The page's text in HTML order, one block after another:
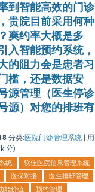
到智能高效的门诊
贵院目前采用何种
爽约率大概是多
入智能预约系统，
的阻力会是患者习
槛，还是数据安
源管理（医生停诊
源）对您的排班有
分类:医院门诊管理系统
用
分)
统
软佳医院信息管理系统
医保对接
医生排班管理
能价值 预约管理